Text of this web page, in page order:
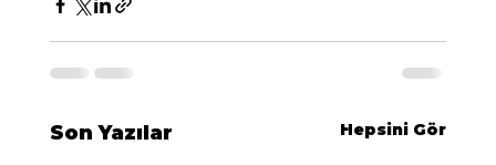
Son Yazılar Hepsini Gör